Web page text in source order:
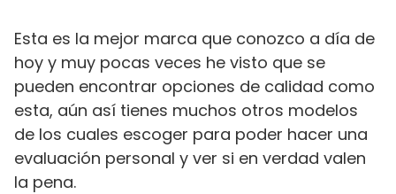
Esta es la mejor marca que conozco a día de
hoy y muy pocas veces he visto que se
pueden encontrar opciones de calidad como
esta, aún así tienes muchos otros modelos
de los cuales escoger para poder hacer una
evaluación personal y ver si en verdad valen
la pena.